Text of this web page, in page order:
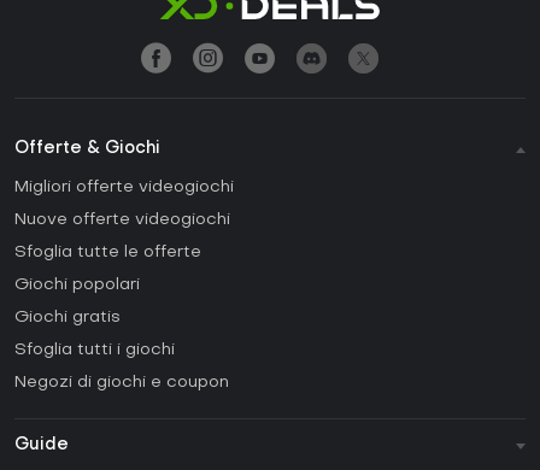
Offerte & Giochi
Migliori offerte videogiochi
Nuove offerte videogiochi
Sfoglia tutte le offerte
Giochi popolari
Giochi gratis
Sfoglia tutti i giochi
Negozi di giochi e coupon
Guide